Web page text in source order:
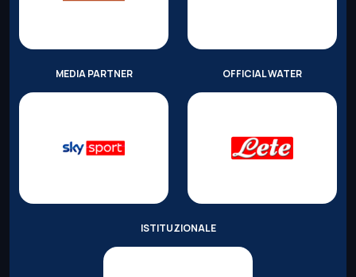
MEDIA PARTNER OFFICIAL WATER
ISTITUZIONALE